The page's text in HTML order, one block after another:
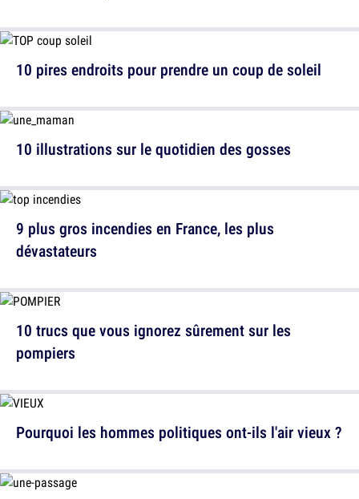
10 illustrations sur le quotidien des gosses
10 trucs que vous ignorez sûrement sur les
pompiers
10 pires endroits pour prendre un coup de soleil
9 plus gros incendies en France, les plus
dévastateurs
Pourquoi les hommes politiques ont-ils l'air vieux ?